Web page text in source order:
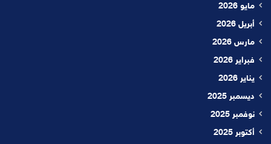
مايو 2026
أبريل 2026
مارس 2026
فبراير 2026
يناير 2026
ديسمبر 2025
نوفمبر 2025
أكتوبر 2025